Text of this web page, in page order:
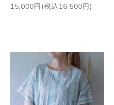
15,000円(税込16,500円)